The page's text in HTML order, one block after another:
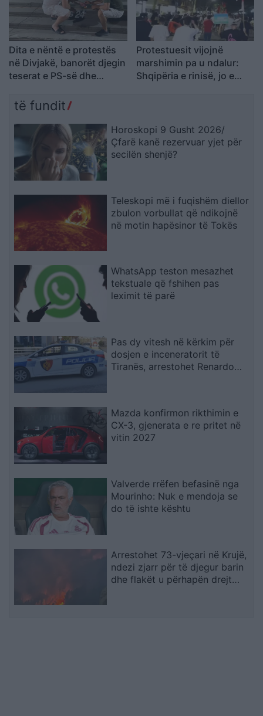
Dita e nëntë e protestës
në Divjakë, banorët djegin
teserat e PS-së dhe
me Lushnjën
Protestuesit vijojnë
marshimin pa u ndalur:
Shqipëria e rinisë, jo e
të fundit
Horoskopi 9 Gusht 2026/
Çfarë kanë rezervuar yjet për
secilën shenjë?
Teleskopi më i fuqishëm diellor
zbulon vorbullat që ndikojnë
në motin hapësinor të Tokës
WhatsApp teston mesazhet
tekstuale që fshihen pas
leximit të parë
Pas dy vitesh në kërkim për
dosjen e inceneratorit të
Tiranës, arrestohet Renardo
Mazda konfirmon rikthimin e
CX-3, gjenerata e re pritet në
vitin 2027
Valverde rrëfen befasinë nga
Mourinho: Nuk e mendoja se
do të ishte kështu
Arrestohet 73-vjeçari në Krujë,
ndezi zjarr për të djegur barin
dhe flakët u përhapën drejt